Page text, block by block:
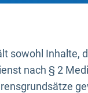
sowohl Inhalte,
nach § 2